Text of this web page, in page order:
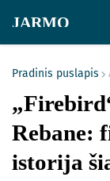
JARMO
Pradinis puslapis
Rebane:
istorija